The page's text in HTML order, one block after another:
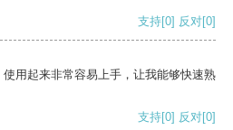
支持[0] 反对[0]
用起来非常容易上手，让我能够快速熟
支持[0] 反对[0]